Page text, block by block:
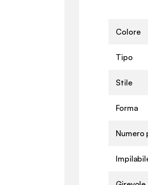
Colore
Tipo
Stile
Forma
Numero